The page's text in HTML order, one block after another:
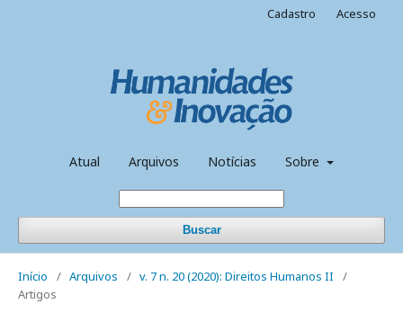
Atual Arquivos Notícias Sobre
Buscar
Cadastro Acesso
Início / Arquivos / v. 7 n. 20 (2020): Direitos Humanos II
/
Artigos